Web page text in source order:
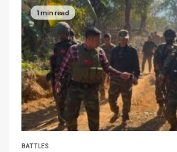
1 min read
BATTLES